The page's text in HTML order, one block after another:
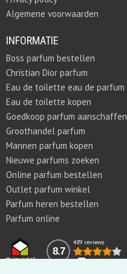
Algemene voorwaarden
INFORMATIE
Boss parfum bestellen
Christian Dior parfum
Eau de toilette eau de parfum
Eau de toilette kopen
Goedkoop parfum aanschaffen
Groothandel parfum
Mannen parfum kopen
Nieuwe parfums zoeken
Online parfum bestellen
Outlet parfum winkel
Parfum heren bestellen
Parfum online
8.7
489 reviews